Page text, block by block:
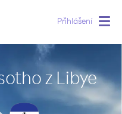
Přihlášení
z Libye